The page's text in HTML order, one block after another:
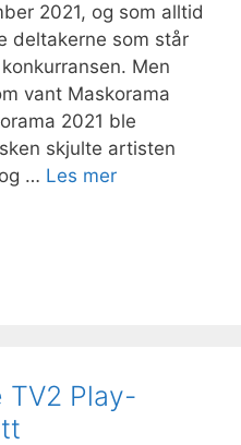
2021, og som alltid
deltakerne som står
Men
vant Maskorama
2021 ble
skjulte artisten
… Les mer
TV2 Play-